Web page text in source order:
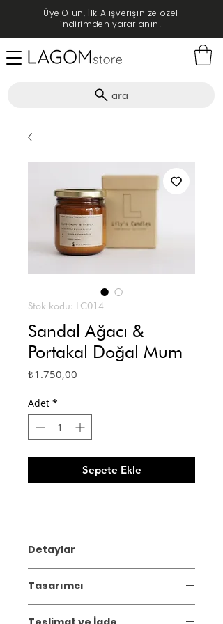
ara
Üye Olun, İlk Alışverişinize özel
indirimden yararlanın!
Stok kodu: LC014
Sandal Ağacı &
Portakal Doğal Mum
₺1.750,00
Adet *
Sepete Ekle
Detaylar
ağacı & Portakal'in rahatlatıcı ve
ferahlatıcı etkisini hissedeceğiniz soya
mumu.
Tasarımcı